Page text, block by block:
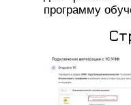
программу